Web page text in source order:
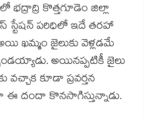
భద్రాద్రి కొత్తగూడెం జిల్లా
స్టేషన్ పరిధిలో ఇదే తరహా
ఖమ్మం జైలుకు వెళ్లడమే
అయినప్పటికీ జైలు
వచ్చాక కూడా ప్రవర్తన
ఈ దందా కొనసాగిస్తున్నాడు.